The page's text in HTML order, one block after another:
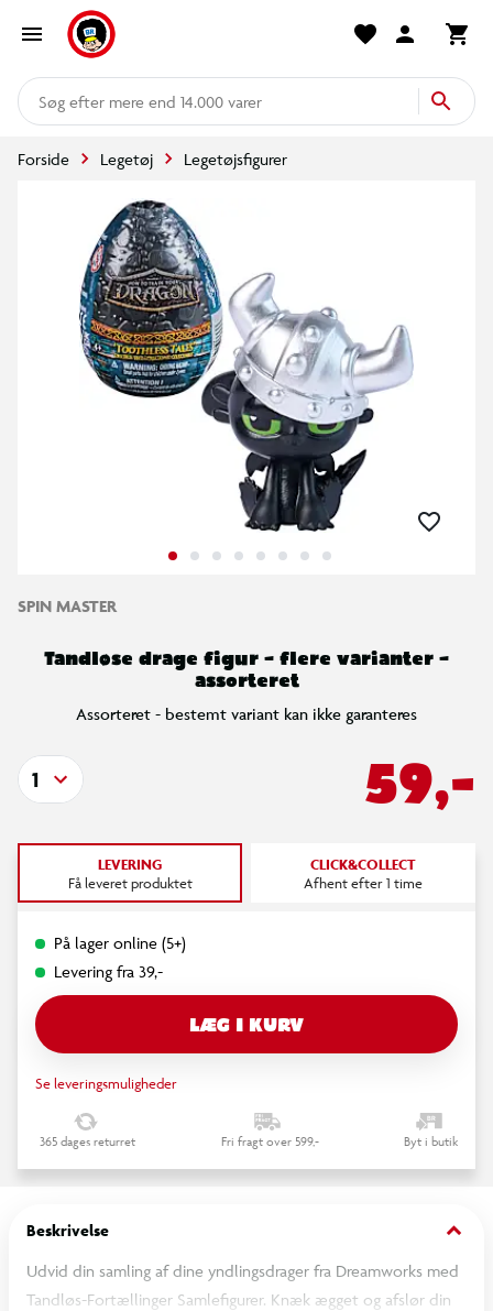
mere end 14.000 varer
Forside Legetøj Legetøjsfigurer
SPIN MASTER
Tandløse drage figur – flere varianter –
assorteret
Assorteret - bestemt variant kan ikke garanteres
59,-
1
LEVERING
Få leveret produktet
CLICK&COLLECT
Afhent efter 1 time
På lager online (5+)
Levering fra 39,-
LÆG I KURV
Se leveringsmuligheder
365 dages returret Fri fragt over 599,- Byt i butik
Beskrivelse keyboard_arrow_down
Udvid din samling af dine yndlingsdrager fra Dreamworks med
Tandløs-Fortællinger Samlefigurer. Knæk ægget og afslør din